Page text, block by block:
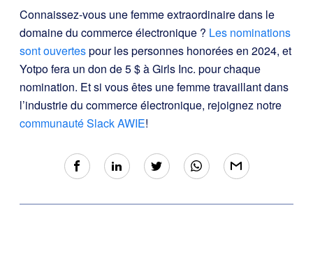
Connaissez-vous une femme extraordinaire dans le
domaine du commerce électronique ? Les nominations
sont ouvertespour les personnes honorées en 2024, et
Yotpo fera un don de 5 $ à Girls Inc. pour chaque
nomination. Et si vous êtes une femme travaillant dans
l’industrie du commerce électronique, rejoignez notre
communauté Slack AWIE!